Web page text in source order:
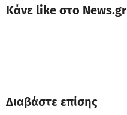
Κάνε like στο News.gr
Διαβάστε επίσης